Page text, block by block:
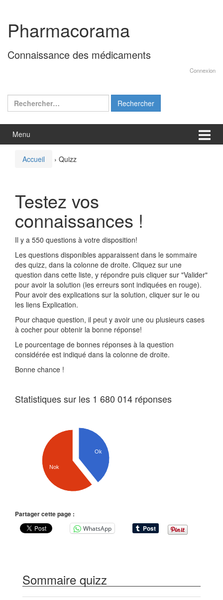
contenu
menu
principal
Pharmacorama
Connaissance des médicaments
Connexion
Rechercher :
Menu
Accueil › Quizz
Testez vos
connaissances !
Il y a 550 questions à votre disposition!
Les questions disponibles apparaissent dans le sommaire
des quizz, dans la colonne de droite. Cliquez sur une
question dans cette liste, y répondre puis cliquer sur "Valider"
pour avoir la solution (les erreurs sont indiquées en rouge).
Pour avoir des explications sur la solution, cliquer sur le ou
les liens Explication.
Pour chaque question, il peut y avoir une ou plusieurs cases
à cocher pour obtenir la bonne réponse!
Le pourcentage de bonnes réponses à la question
considérée est indiqué dans la colonne de droite.
Bonne chance !
Statistiques sur les 1 680 014 réponses
Ok
Nok
Partager cette page :
WhatsApp
Sommaire quizz